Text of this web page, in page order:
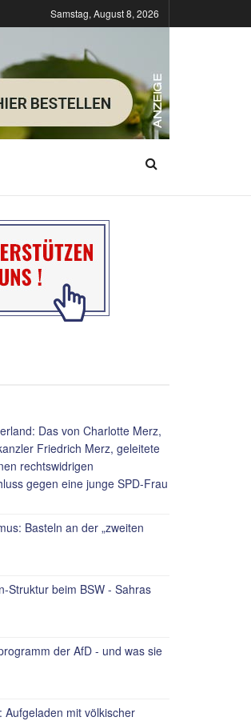
Samstag, August 8, 2026
Das von Charlotte Merz,
Friedrich Merz, geleitete
rechtswidrigen
gegen eine junge SPD-Frau
Basteln an der „zweiten
Struktur beim BSW - Sahras
der AfD - und was sie
Aufgeladen mit völkischer